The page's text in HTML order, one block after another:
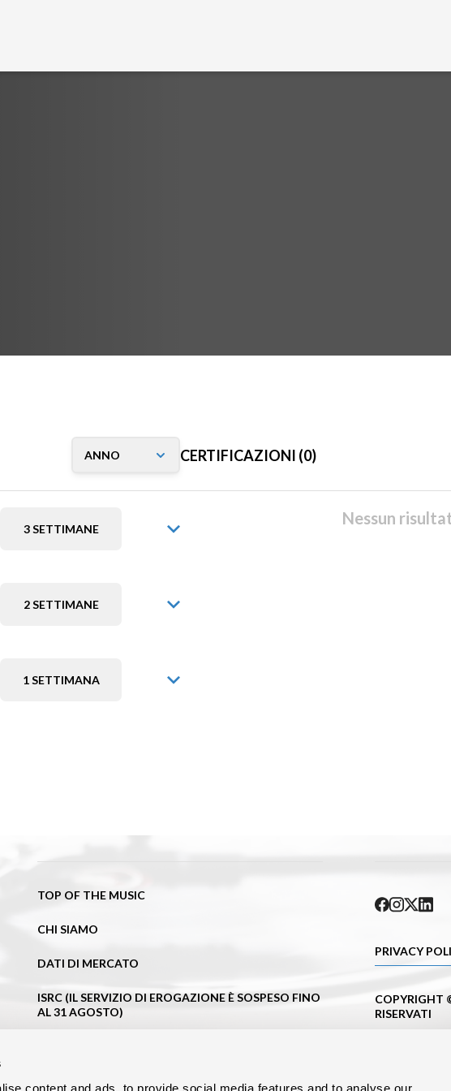
3 SETTIMANE
2 SETTIMANE
1 SETTIMANA
CERTIFICAZIONI (0)
Nessun
TOP OF THE MUSIC
CHI SIAMO
DATI DI MERCATO
ISRC (IL SERVIZIO DI EROGAZIONE È SOSPESO FINO
AL 31 AGOSTO)
PRIVACY
COPYRIGHT
RISERVATI